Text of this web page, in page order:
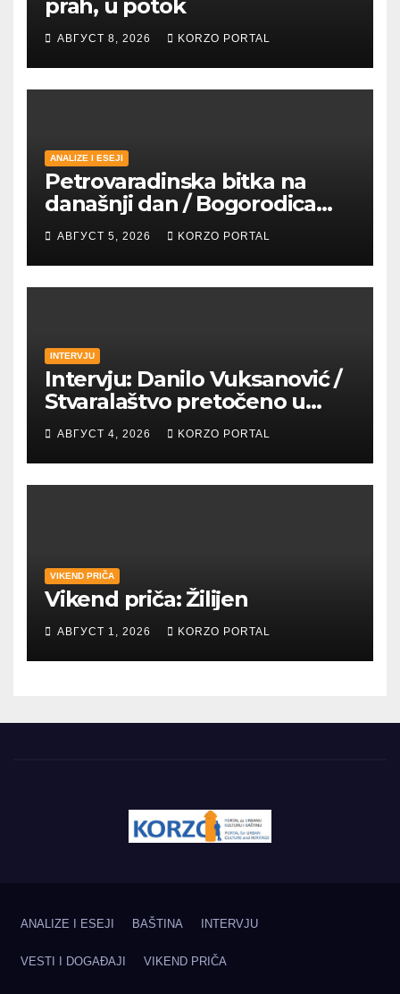
prah, u potok
АВГУСТ 8, 2026 KORZO PORTAL
ANALIZE I ESEJI
Petrovaradinska bitka na
današnji dan / Bogorodica
pobednica u
petrovaradinskom Podgrađu
АВГУСТ 5, 2026 KORZO PORTAL
INTERVJU
Intervju: Danilo Vuksanović /
Stvaralaštvo pretočeno u
umetnost i reči
АВГУСТ 4, 2026 KORZO PORTAL
VIKEND PRIČA
Vikend priča: Žilijen
АВГУСТ 1, 2026 KORZO PORTAL
ANALIZE I ESEJI BAŠTINA INTERVJU
VESTI I DOGAĐAJI VIKEND PRIČA